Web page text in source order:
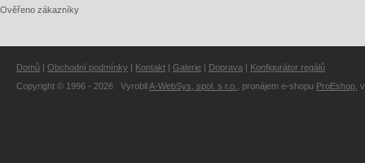
Ověřeno zákazníky
Domů | Obchodní podmínky | Kontakt | Galerie | Doprava | Konfigurátor regálů
Copyright © 1996 - 2026 VyrobilA-WebSys, spol. s r.o. , pronájem e-shopu ProEshop ,